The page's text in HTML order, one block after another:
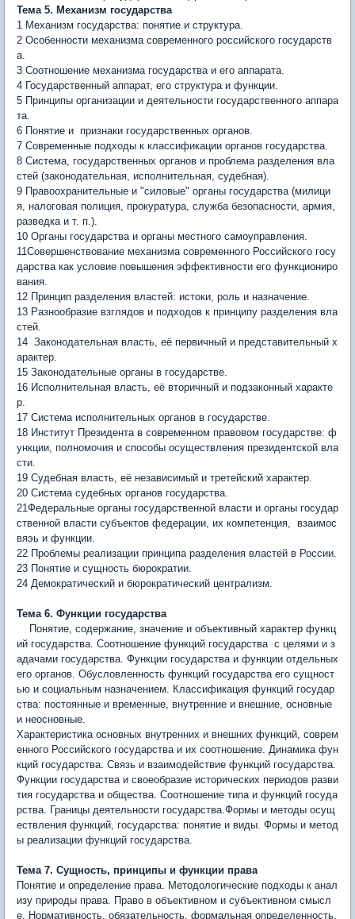
Тема 5. Механизм государства
1 Механизм государства: понятие и структура.
2 Особенности механизма современного российского государств
а.
3 Соотношение механизма государства и его аппарата.
4 Государственный аппарат, его структура и функции.
5 Принципы организации и деятельности государственного аппара
та.
6 Понятие и признаки государственных органов.
7 Современные подходы к классификации органов государства.
8 Система, государственных органов и проблема разделения вла
стей (законодательная, исполнительная, судебная).
9 Правоохранительные и "силовые" органы государства (милици
я, налоговая полиция, прокуратура, служба безопасности, армия,
разведка и т. п.).
10 Органы государства и органы местного самоуправления.
11Совершенствование механизма современного Российского го­су
дарства как условие повышения эффективности его функциони­ро
вания.
12 Принцип разделения властей: истоки, роль и назначение.
13 Разнообразие взглядов и подходов к принципу разделения вла
стей.
14 Законодательная власть, её первичный и представительный х
арактер.
15 Законодательные органы в государстве.
16 Исполнительная власть, её вторичный и подзаконный характе
р.
17 Система исполнительных органов в государстве.
18 Институт Президента в современном правовом государстве: ф
ункции, полномочия и способы осуществления президентской вла
сти.
19 Судебная власть, её независимый и третейский характер.
20 Система судебных органов государства.
21Федеральные органы государственной власти и органы государ
ственной власти субъектов федерации, их компетенция, взаимос
вяэь и функции.
22 Проблемы реализации принципа разделения властей в России.
23 Понятие и сущность бюрократии.
24 Демократический и бюрок­ратический централизм.
Тема 6. Функции государства
Понятие, содержание, значение и объективный характер функц
ий государства. Соотношение функций государства с целями и з
адачами государства. Функции государства и функции отдельных
его органов. Обусловленность функций государства его сущност
ью и социальным назначением. Классификация функций государ
ства: постоянные и временные, внутренние и внешние, основные
и неосновные.
Характерис­тика основных внутренних и внешних функций, соврем
енного Российского государства и их соотношение. Динамика фун
кций государства. Связь и взаимодействие функ­ций государства.
Функции государства и своеобразие исторических периодов разви
тия государства и общества. Соотношение типа и функций госуда
рства. Границы деятельности государства.Формы и методы осущ
ествления функций, государства: поня­тие и виды. Формы и метод
ы реализации функций государства.
Тема 7. Сущность, принципы и функции права
Понятие и определение права. Методологические подходы к анал
изу природы права. Право в объективном и субъективном смысл
е. Нормативность, обязательность, формальная определенность,